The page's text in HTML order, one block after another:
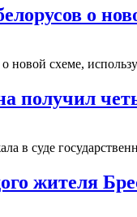
о
новой схеме,
получил
в суде
жителя